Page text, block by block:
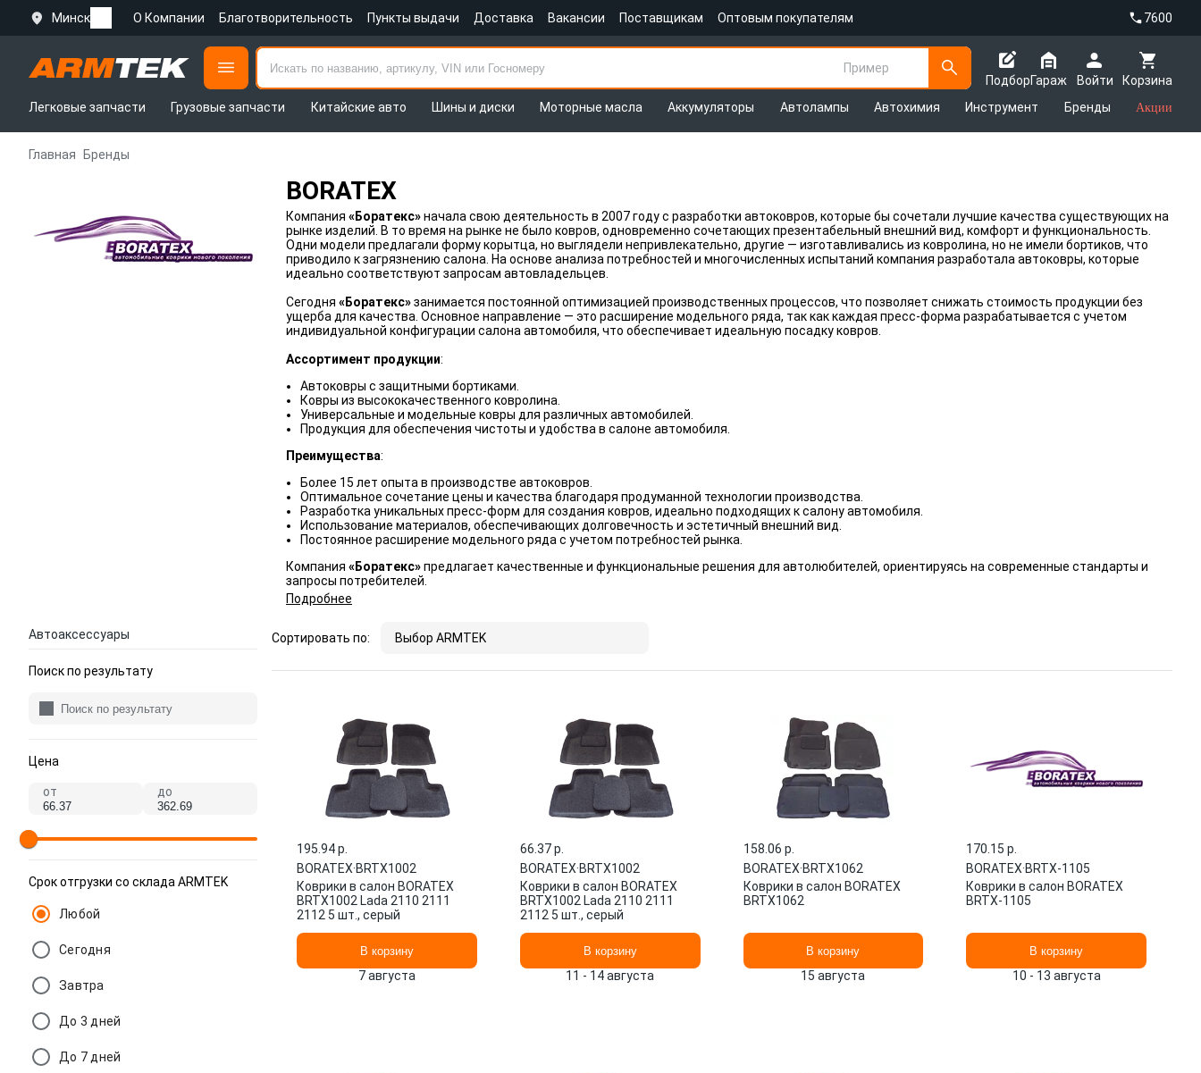
Минск О Компании Благотворительность Пункты выдачи Доставка Вакансии Поставщикам Оптовым покупателям 7600
Пример
Подбор
Корзина
Гараж
Войти
Легковые запчасти
Грузовые запчасти Китайские авто Шины и диски Моторные масла Аккумуляторы Автолампы Автохимия Инструмент Бренды Акции
Главная Бренды
BORATEX
Компания «Боратекс»начала свою деятельность в 2007 году с разработки автоковров, которые бы сочетали лучшие качества существующих на
рынке изделий. В то время на рынке не было ковров, одновременно сочетающих презентабельный внешний вид, комфорт и функциональность.
Одни модели предлагали форму корытца, но выглядели непривлекательно, другие — изготавливались из ковролина, но не имели бортиков, что
приводило к загрязнению салона. На основе анализа потребностей и многочисленных испытаний компания разработала автоковры, которые
идеально соответствуют запросам автовладельцев.
Сегодня «Боратекс»занимается постоянной оптимизацией производственных процессов, что позволяет снижать стоимость продукции без
ущерба для качества. Основное направление — это расширение модельного ряда, так как каждая пресс-форма разрабатывается с учетом
индивидуальной конфигурации салона автомобиля, что обеспечивает идеальную посадку ковров.
Ассортимент продукции:
Автоковры с защитными бортиками.
Ковры из высококачественного ковролина.
Универсальные и модельные ковры для различных автомобилей.
Продукция для обеспечения чистоты и удобства в салоне автомобиля.
Преимущества:
Более 15 лет опыта в производстве автоковров.
Оптимальное сочетание цены и качества благодаря продуманной технологии производства.
Разработка уникальных пресс-форм для создания ковров, идеально подходящих к салону автомобиля.
Использование материалов, обеспечивающих долговечность и эстетичный внешний вид.
Постоянное расширение модельного ряда с учетом потребностей рынка.
Компания «Боратекс»предлагает качественные и функциональные решения для автолюбителей, ориентируясь на современные стандарты и
запросы потребителей.
Подробнее
Автоаксессуары
Поиск по результату
Цена
от до
Срок отгрузки со склада ARMTEK
Любой
Сегодня
Завтра
До 3 дней
До 7 дней
Сортировать по: Выбор ARMTEK
195.94 p.
BORATEX·BRTХ1002
Коврики в салон BORATEX
BRTХ1002 Lada 2110 2111
2112 5 шт., серый
В корзину
7 августа
66.37 p.
BORATEX·BRTХ1002
Коврики в салон BORATEX
BRTХ1002 Lada 2110 2111
2112 5 шт., серый
В корзину
11 - 14 августа
158.06 p.
BORATEX·BRTX1062
Коврики в салон BORATEX
BRTX1062
В корзину
15 августа
170.15 p.
BORATEX·BRTX-1105
Коврики в салон BORATEX
BRTX-1105
В корзину
10 - 13 августа